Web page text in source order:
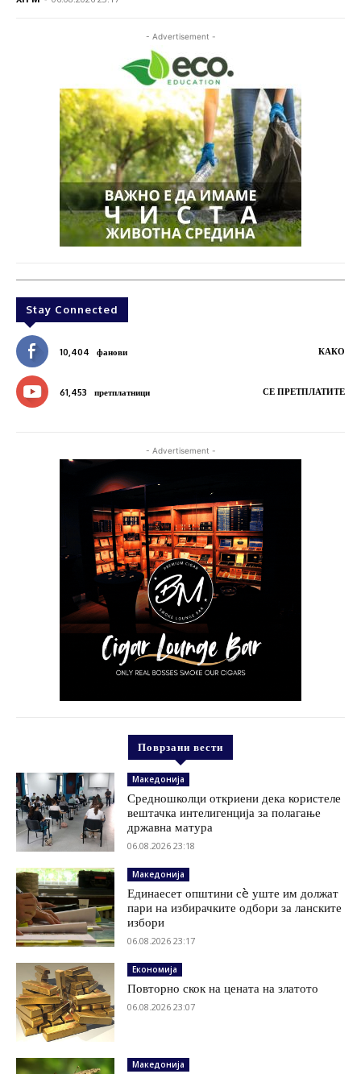
- Advertisement -
Stay Connected
10,404 фанови КАКО
61,453 претплатници СЕ ПРЕТПЛАТИТЕ
- Advertisement -
Поврзани вести
Македонија
Средношколци откриени дека користеле
вештачка интелигенција за полагање
државна матура
06.08.2026 23:18
Македонија
Единаесет општини сè уште им должат
пари на избирачките одбори за ланските
избори
06.08.2026 23:17
Економија
Повторно скок на цената на златото
06.08.2026 23:07
Македонија